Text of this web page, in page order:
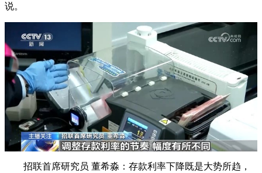
说。
招联首席研究员 董希淼：存款利率下降既是大势所趋，